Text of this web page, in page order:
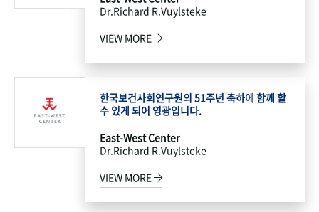
Dr.Richard R.Vuylsteke
VIEW MORE
한국보건사회연구원의 51주년 축하에 함께 할
수 있게 되어 영광입니다.
East-West Center
Dr.Richard R.Vuylsteke
VIEW MORE